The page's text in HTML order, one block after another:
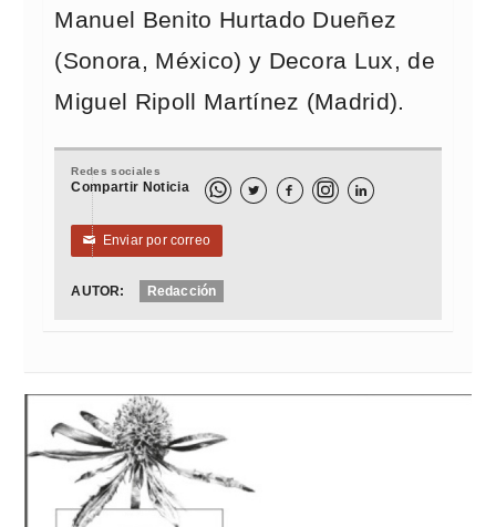
Manuel Benito Hurtado Dueñez
(Sonora, México) y Decora Lux, de
Miguel Ripoll Martínez (Madrid).
Redes sociales
Compartir Noticia   
✉ Enviar por correo
AUTOR: Redacción